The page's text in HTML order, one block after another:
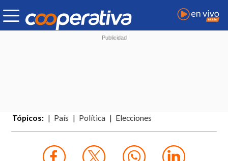
Tópicos: País Política Elecciones